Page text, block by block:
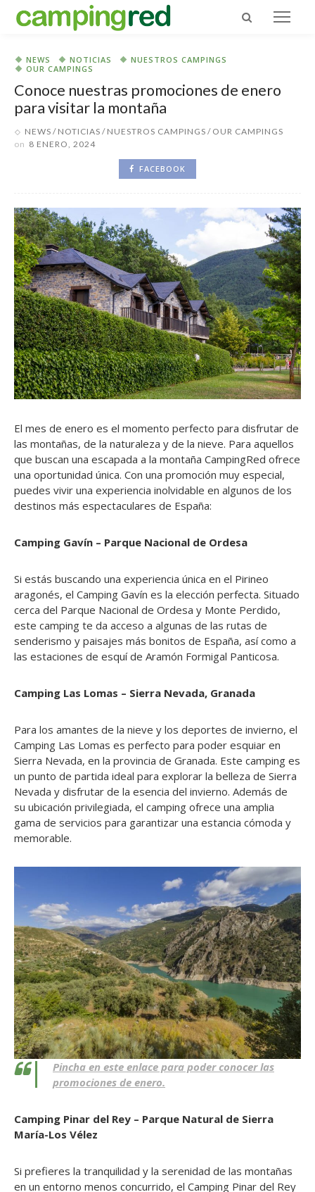
NEWS NOTICIAS
NUESTROS CAMPINGS
OUR CAMPINGS
Conoce nuestras promociones de enero
para visitar la montaña
NEWS NOTICIAS NUESTROS CAMPINGS
OUR CAMPINGS
on 8 ENERO, 2024
FACEBOOK
El mes de enero es el momento perfecto para disfrutar de
las montañas, de la naturaleza y de la nieve. Para aquellos
que buscan una escapada a la montaña CampingRed ofrece
una oportunidad única. Con una promoción muy especial,
puedes vivir una experiencia inolvidable en algunos de los
destinos más espectaculares de España:
Camping Gavín – Parque Nacional de Ordesa
Si estás buscando una experiencia única en el Pirineo
aragonés, el Camping Gavín es la elección perfecta. Situado
cerca del Parque Nacional de Ordesa y Monte Perdido,
este camping te da acceso a algunas de las rutas de
senderismo y paisajes más bonitos de España, así como a
las estaciones de esquí de Aramón Formigal Panticosa.
Camping Las Lomas – Sierra Nevada, Granada
Para los amantes de la nieve y los deportes de invierno, el
Camping Las Lomas es perfecto para poder esquiar en
Sierra Nevada, en la provincia de Granada. Este camping es
un punto de partida ideal para explorar la belleza de Sierra
Nevada y disfrutar de la esencia del invierno. Además de
su ubicación privilegiada, el camping ofrece una amplia
gama de servicios para garantizar una estancia cómoda y
memorable.
Pincha en este enlace para poder conocer las
promociones de enero.
Camping Pinar del Rey – Parque Natural de Sierra
María-Los Vélez
Si prefieres la tranquilidad y la serenidad de las montañas
en un entorno menos concurrido, el Camping Pinar del Rey